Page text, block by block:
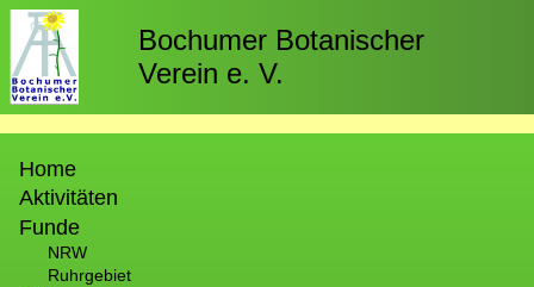
Direkt
zum
Inhalt
Bochumer Botanischer
Verein e. V.
Home
Aktivitäten
Funde
NRW
Ruhrgebiet